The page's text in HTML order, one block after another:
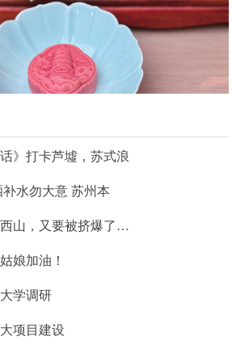
》打卡芦墟，苏式浪
水勿大意 苏州本
山，又要被挤爆了…
娘加油！
学调研
项目建设